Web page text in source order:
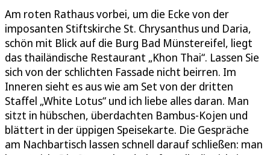
Am roten Rathaus vorbei, um die Ecke von der
imposanten Stiftskirche St. Chrysanthus und Daria,
schön mit Blick auf die Burg Bad Münstereifel, liegt
das thailändische Restaurant „Khon Thai“. Lassen Sie
sich von der schlichten Fassade nicht beirren. Im
Inneren sieht es aus wie am Set von der dritten
Staffel „White Lotus“ und ich liebe alles daran. Man
sitzt in hübschen, überdachten Bambus-Kojen und
blättert in der üppigen Speisekarte. Die Gespräche
am Nachbartisch lassen schnell darauf schließen: man